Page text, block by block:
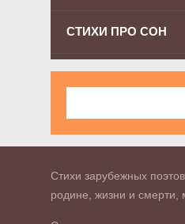
СТИХИ ПРО СОН
Стихи зарубежных
родине, жизни и